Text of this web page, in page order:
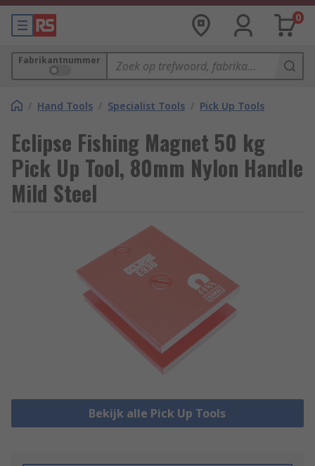
0
Fabrikantnummer
/ Hand Tools / Specialist Tools / Pick Up Tools
Eclipse Fishing Magnet 50 kg
Pick Up Tool, 80mm Nylon Handle
Mild Steel
Bekijk alle Pick Up Tools